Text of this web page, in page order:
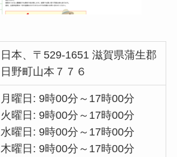
日本、〒529-1651 滋賀県蒲生郡
日野町山本７７６
月曜日: 9時00分～17時00分
火曜日: 9時00分～17時00分
水曜日: 9時00分～17時00分
木曜日: 9時00分～17時00分